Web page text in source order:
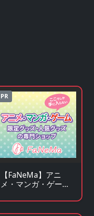
PR
【FaNeMa】アニ
メ・マンガ・ゲーム
ズを皆様にお届けし
ます！